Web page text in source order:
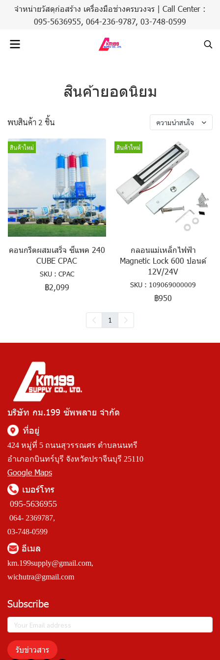
จำหน่ายวัสดุก่อสร้าง เครื่องมือช่างครบวงจร | Call Center :
095-5636955, 064-236-9787, 03-748-0599
สินค้ายอดนิยม
พบสินค้า 2 ชิ้น ความน่าสนใจ
สินค้าใหม่
คอนกรีตผสมเสร็จ ซีแพค 240
CUBE CPAC
SKU : CPAC
฿2,099
สินค้าใหม่
กลอนแม่เหล็กไฟฟ้า
Magnetic Lock 600 ปอนด์
12V/24V
SKU : 109069000009
฿950
1
บริษัท กม.199 ซัพพลาย จำกัด
ที่อยู่
424 หมู่ที่ 5 ถนนสุวรรณศร ตำบลนนทรี
อำเภอกบินทร์บุรี จังหวัดปราจีนบุรี 25110
Google Maps
เบอร์โทร
095-5636955
064- 2369787,
03-748-0599
อีเมล
km.199supply@gmail.com,
wichutra@gmail.com
Subscribe
รับข่าวสาร